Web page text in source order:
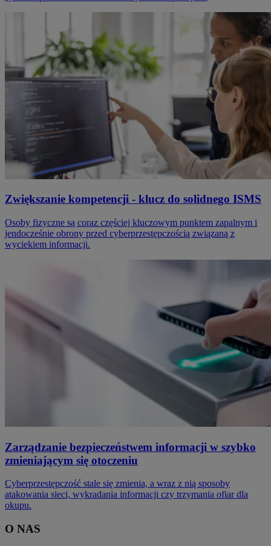
Zwiększanie kompetencji - klucz do solidnego ISMS
Osoby fizyczne są coraz częściej kluczowym punktem zapalnym i
jendocześnie obrony przed cyberprzestępczością związaną z
wyciekiem informacji.
Zarządzanie bezpieczeństwem informacji w szybko
zmieniającym się otoczeniu
Cyberprzestępczość stale się zmienia, a wraz z nią sposoby
atakowania sieci, wykradania informacji czy trzymania ofiar dla
okupu.
O NAS